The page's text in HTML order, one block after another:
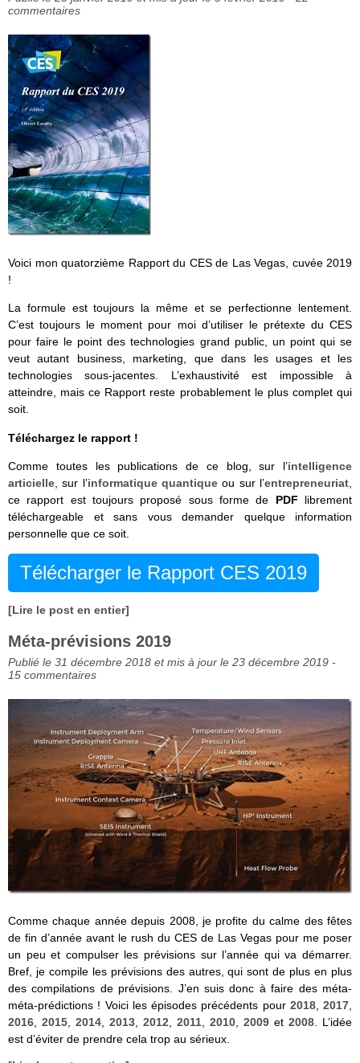
commentaires
Voici mon quatorzième Rapport du CES de Las Vegas, cuvée 2019
!
La formule est toujours la même et se perfectionne lentement.
C’est toujours le moment pour moi d’utiliser le prétexte du CES
pour faire le point des technologies grand public, un point qui se
veut autant business, marketing, que dans les usages et les
technologies sous-jacentes. L’exhaustivité est impossible à
atteindre, mais ce Rapport reste probablement le plus complet qui
soit.
Téléchargez le rapport !
Comme toutes les publications de ce blog, sur l’intelligence
articielle , sur l’informatique quantique ou sur l’entrepreneuriat
ce rapport est toujours proposé sous forme de PDF librement
téléchargeable et sans vous demander quelque information
personnelle que ce soit.
Télécharger le Rapport CES 2019
[Lire le post en entier]
Méta-prévisions 2019
Publié le 31 décembre 2018 et mis à jour le 23 décembre 2019 -
15 commentaires
Comme chaque année depuis 2008, je profite du calme des fêtes
de fin d’année avant le rush du CES de Las Vegas pour me poser
un peu et compulser les prévisions sur l’année qui va démarrer.
Bref, je compile les prévisions des autres, qui sont de plus en plus
des compilations de prévisions. J’en suis donc à faire des méta-
méta-prédictions ! Voici les épisodes précédents pour 2018, 2017
2016
2015 2014 2013 2012 2011 2010 2009 et 2008 . L’idée
est d’éviter de prendre cela trop au sérieux.